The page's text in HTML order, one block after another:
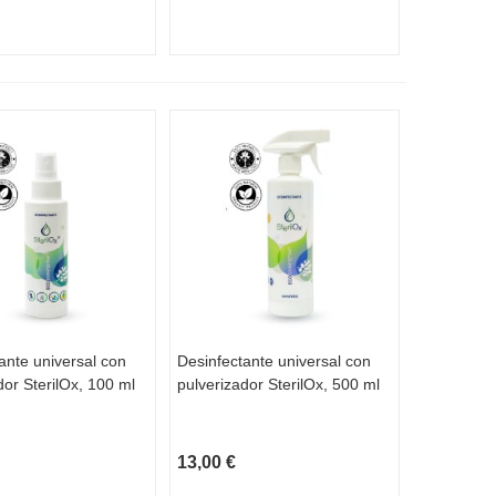
RÁPIDA
universal con
SterilOx, 100 ml
VISTA RÁPIDA
Desinfectante universal con
pulverizador SterilOx, 500 ml
13,00 €